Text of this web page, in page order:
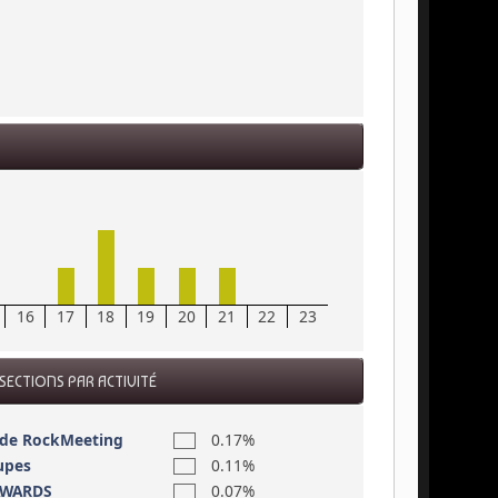
16 17 18 19 20 21 22 23
PAR ACTIVITÉ
RockMeeting
0.17%
0.11%
0.07%